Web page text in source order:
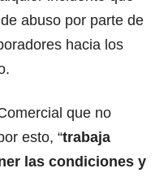
abuso por parte de
hacia los
que no
esto, “trabaja
las condiciones y